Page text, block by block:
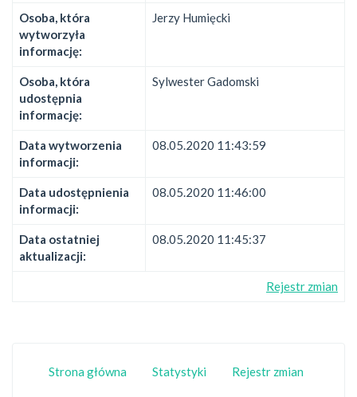
Osoba, która
wytworzyła
informację:
Jerzy Humięcki
Osoba, która
udostępnia
informację:
Sylwester Gadomski
Data wytworzenia
informacji:
08.05.2020 11:43:59
Data udostępnienia
informacji:
08.05.2020 11:46:00
Data ostatniej
aktualizacji:
08.05.2020 11:45:37
Rejestr zmian
Strona główna Statystyki Rejestr zmian